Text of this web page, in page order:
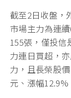
截至2日收盤，
市場主力為連
155張，僅投信
力連日買超，
力，且長榮股
元、漲幅12.9%